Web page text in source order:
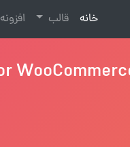
خانه
(current) قالب افزونه